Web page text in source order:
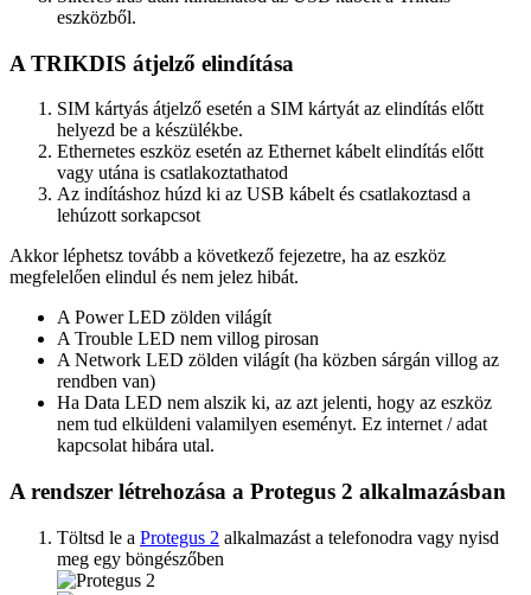
eszközből.
A TRIKDIS átjelző elindítása
SIM kártyás átjelző esetén a SIM kártyát az elindítás előtt
helyezd be a készülékbe.
Ethernetes eszköz esetén az Ethernet kábelt elindítás előtt
vagy utána is csatlakoztathatod
Az indításhoz húzd ki az USB kábelt és csatlakoztasd a
lehúzott sorkapcsot
Akkor léphetsz tovább a következő fejezetre, ha az eszköz
megfelelően elindul és nem jelez hibát.
A Power LED zölden világít
A Trouble LED nem villog pirosan
A Network LED zölden világít (ha közben sárgán villog az
rendben van)
Ha Data LED nem alszik ki, az azt jelenti, hogy az eszköz
nem tud elküldeni valamilyen eseményt. Ez internet / adat
kapcsolat hibára utal.
A rendszer létrehozása a Protegus 2 alkalmazásban
Töltsd le a Protegus 2 alkalmazást a telefonodra vagy nyisd
meg egy böngészőben